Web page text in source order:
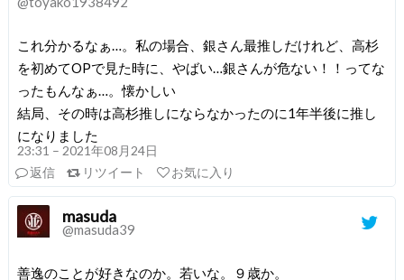
これ分かるなぁ…。私の場合、銀さん最推しだけれど、高杉
を初めてOPで見た時に、やばい…銀さんが危ない！！ってな
ったもんなぁ…。懐かしい
結局、その時は高杉推しにならなかったのに1年半後に推し
になりました
23:31 – 2021年08月24日
返信
リツイート お気に入り
masuda
@masuda39
善逸のことが好きなのか。若いな。９歳か。